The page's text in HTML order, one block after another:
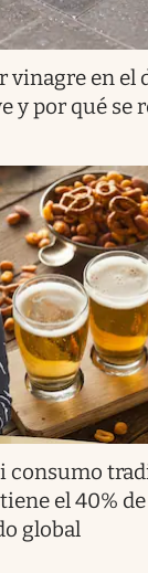
vinagre en el
y por qué se
consumo
el 40%
global